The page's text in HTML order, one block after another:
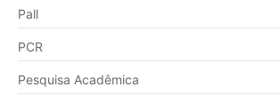
Pall
PCR
Pesquisa Acadêmica